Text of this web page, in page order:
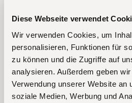
Diese Webseite verwendet
Wir verwenden Cookies, um
personalisieren, Funktionen für
zu können und die Zugriffe auf
analysieren. Außerdem geben
Verwendung unserer Website an
soziale Medien, Werbung und